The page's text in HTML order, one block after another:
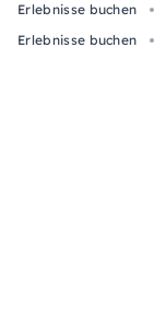
Erlebnisse buchen
Erlebnisse buchen